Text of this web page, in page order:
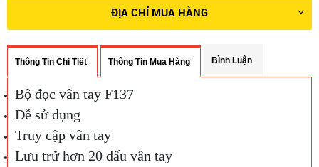
ĐỊA CHỈ MUA HÀNG
Thông Tin Chi Tiết Thông Tin Mua Hàng Bình Luận
Bộ đọc vân tay F137
Dễ sử dụng
Truy cập vân tay
Lưu trữ hơn 20 dấu vân tay